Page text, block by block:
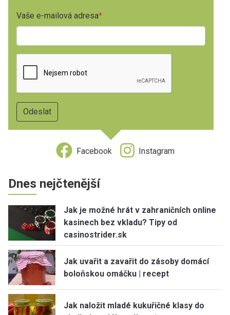
Vaše e-mailová adresa
Facebook Instagram
Dnes nejčtenější
Jak je možné hrát v zahraničních online
kasinech bez vkladu? Tipy od
casinostrider.sk
Jak uvařit a zavařit do zásoby domácí
boloňskou omáčku | recept
Jak naložit mladé kukuřičné klasy do